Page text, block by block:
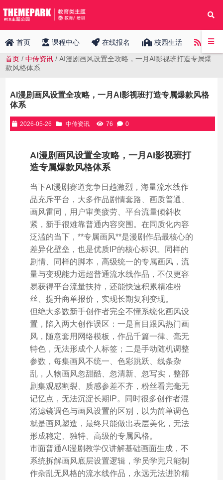
首页 课程中心 在线报名 校园生活 中传
首页 /中传资讯 / AI漫剧画风设置全攻略，一月AI影视班打造专属爆
款风格体系
AI漫剧画风设置全攻略，一月AI影视班打造专属爆款风格
体系
2026-05-26 中传资讯 76 0
AI漫剧画风设置全攻略，一月AI影视班打
造专属爆款风格体系
当下AI漫剧赛道竞争日趋激烈，海量流水线作
品充斥平台，大多作品剧情套路、画质普通、
画风雷同，用户审美疲劳、平台流量倾斜收
紧，新手很难靠普通内容突围。在同质化内容
泛滥的当下，**专属画风**是漫剧作品最核心的
差异化壁垒，也是优质IP的核心标识。同样的
剧情、同样的脚本，高级统一的专属画风，流
量与变现能力远超普通流水线作品，不仅更容
易获得平台流量扶持，还能快速积累精准粉
丝、提升商单报价，实现长期复利变现。
但绝大多数新手创作者完全不懂系统化画风设
置，陷入两大创作误区：一是盲目跟风热门画
风，随意套用网络模板，作品千篇一律、毫无
特色，无法形成个人标签；二是手动随机调整
参数，每集画风不统一、色彩跳跃、线条杂
乱，人物画风忽甜酷、忽清新、忽写实，整部
剧集观感割裂、质感参差不齐，粉丝看完毫无
记忆点，无法沉淀长期IP。同时很多创作者混
淆滤镜调色与画风设置的区别，以为简单调色
就是画风塑造，最终只能做出表层美化，无法
形成稳定、独特、高级的专属风格。
市面普通AI漫剧教学仅讲解基础画面生成，不
系统拆解画风底层设置逻辑，学员学完只能制
作杂乱无风格的流水线作品，永远无法进阶精